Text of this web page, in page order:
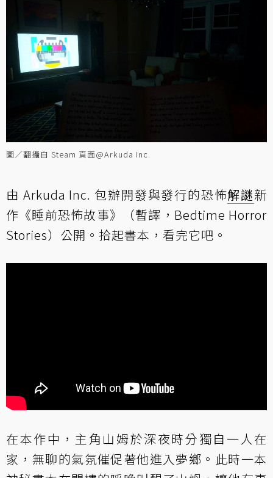
圖／翻攝自 Steam 頁面@Arkuda Inc.
由 Arkuda Inc. 包辦開發與發行的恐怖解謎新
作《睡前恐怖故事》（暫譯，Bedtime Horror
Stories）公開。拾起書本，看完它吧。
在本作中，主角山姆於深夜時分獨自一人在
家，無聊的氣氛催促著他進入夢鄉。此時一本